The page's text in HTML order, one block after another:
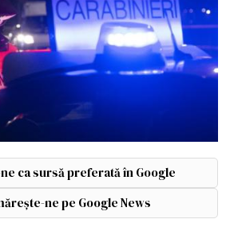
ca sursă preferată în Google
ne pe Google News